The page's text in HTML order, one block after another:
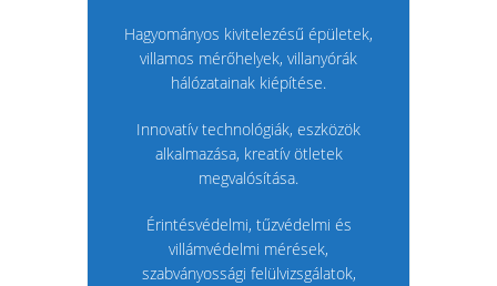
Hagyományos kivitelezésű épületek,
villamos mérőhelyek, villanyórák
hálózatainak kiépítése.
Innovatív technológiák, eszközök
alkalmazása, kreatív ötletek
megvalósítása.
Érintésvédelmi, tűzvédelmi és
villámvédelmi mérések,
szabványossági felülvizsgálatok,